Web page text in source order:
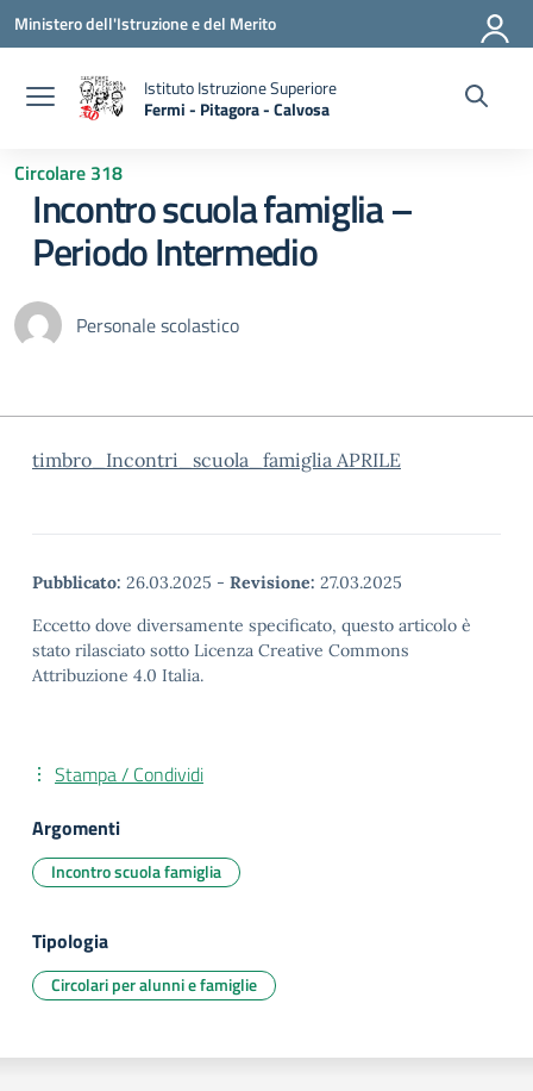
Vai ai contenuti
Vai al menu di navigazione
Vai al footer
Ministero dell'Istruzione e del Merito
Istituto Istruzione Superiore
Fermi - Pitagora - Calvosa
— Visita la pagina iniziale della scuola
Circolare 318
Incontro scuola famiglia –
Periodo Intermedio
Personale scolastico
timbro_Incontri_scuola_famiglia APRILE
Pubblicato: 26.03.2025 - Revisione: 27.03.2025
Eccetto dove diversamente specificato, questo articolo è
stato rilasciato sotto Licenza Creative Commons
Attribuzione 4.0 Italia.
Stampa / Condividi
Argomenti
Incontro scuola famiglia
Tipologia
Circolari per alunni e famiglie